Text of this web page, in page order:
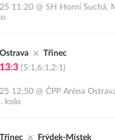
11:20 @ SH Horní Suchá,
Ostrava Třinec
13:3 (5:1,6:1,2:1)
12:50 @ ČPP Aréna
kolo
Třinec Frýdek-Místek